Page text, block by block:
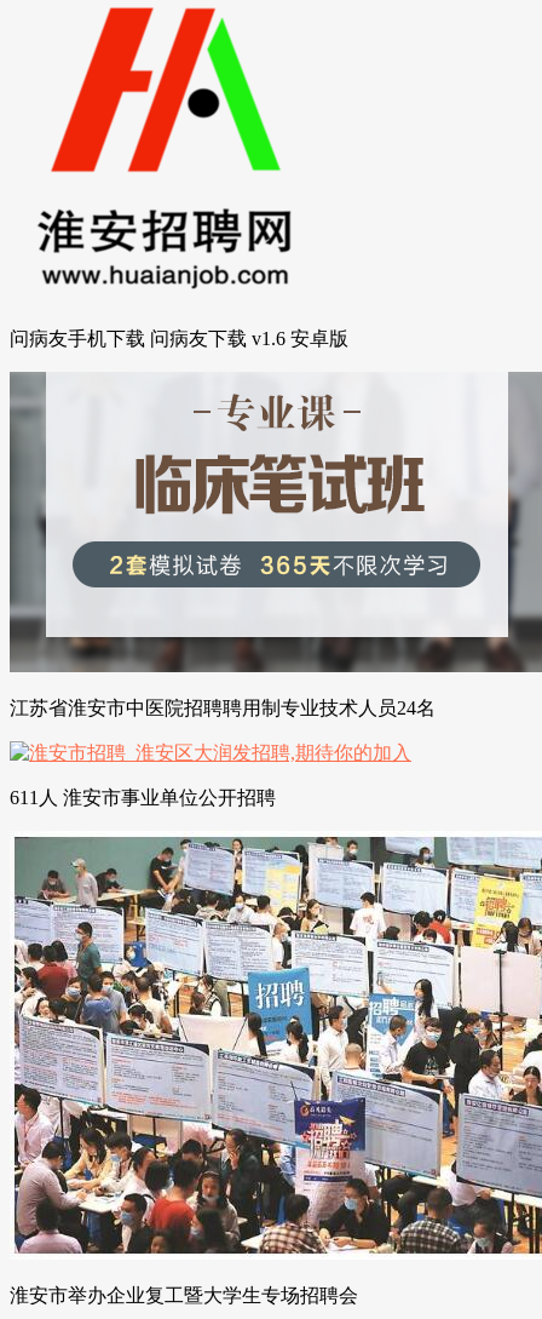
问病友手机下载 问病友下载 v1.6 安卓版
江苏省淮安市中医院招聘聘用制专业技术人员24名
611人 淮安市事业单位公开招聘
淮安市举办企业复工暨大学生专场招聘会